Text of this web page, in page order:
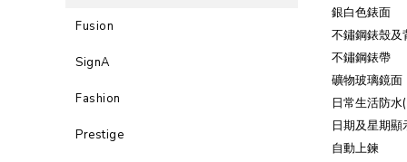
Fusion
SignA
Fashion
Prestige
銀白色錶面
不鏽鋼錶殼及
不鏽鋼錶帶
礦物玻璃鏡面
日常生活防水
日期及星期顯
自動上鍊